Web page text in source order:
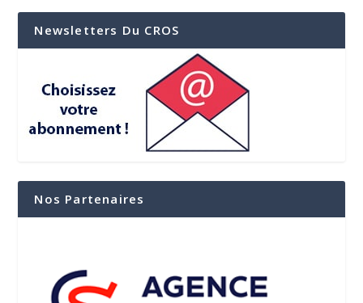
Newsletters Du CROS
Nos Partenaires